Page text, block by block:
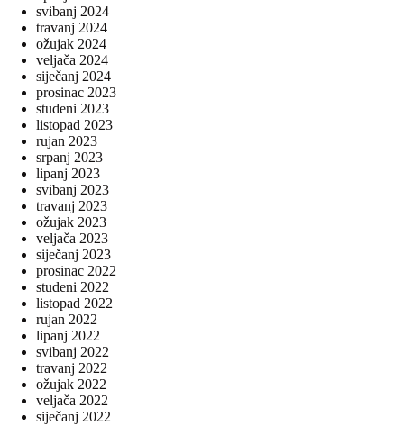
svibanj 2024
travanj 2024
ožujak 2024
veljača 2024
siječanj 2024
prosinac 2023
studeni 2023
listopad 2023
rujan 2023
srpanj 2023
lipanj 2023
svibanj 2023
travanj 2023
ožujak 2023
veljača 2023
siječanj 2023
prosinac 2022
studeni 2022
listopad 2022
rujan 2022
lipanj 2022
svibanj 2022
travanj 2022
ožujak 2022
veljača 2022
siječanj 2022